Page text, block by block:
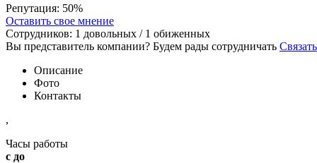
Репутация: 50%
Оставить свое мнение
Сотрудников: 1 довольных / 1 обиженных
Вы представитель компании? Будем рады сотрудничать
Описание
Фото
Контакты
,
Часы работы
с до